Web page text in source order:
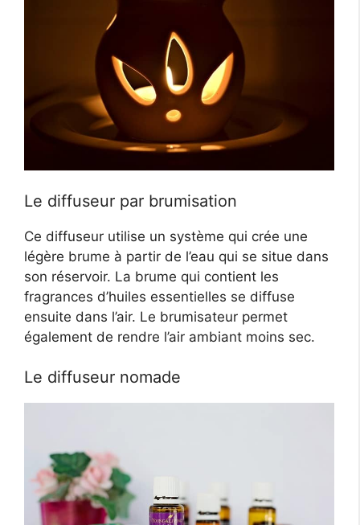
Le diffuseur par brumisation
Ce diffuseur utilise un système qui crée une
légère brume à partir de l’eau qui se situe dans
son réservoir. La brume qui contient les
fragrances d’huiles essentielles se diffuse
ensuite dans l’air. Le brumisateur permet
également de rendre l’air ambiant moins sec.
Le diffuseur nomade